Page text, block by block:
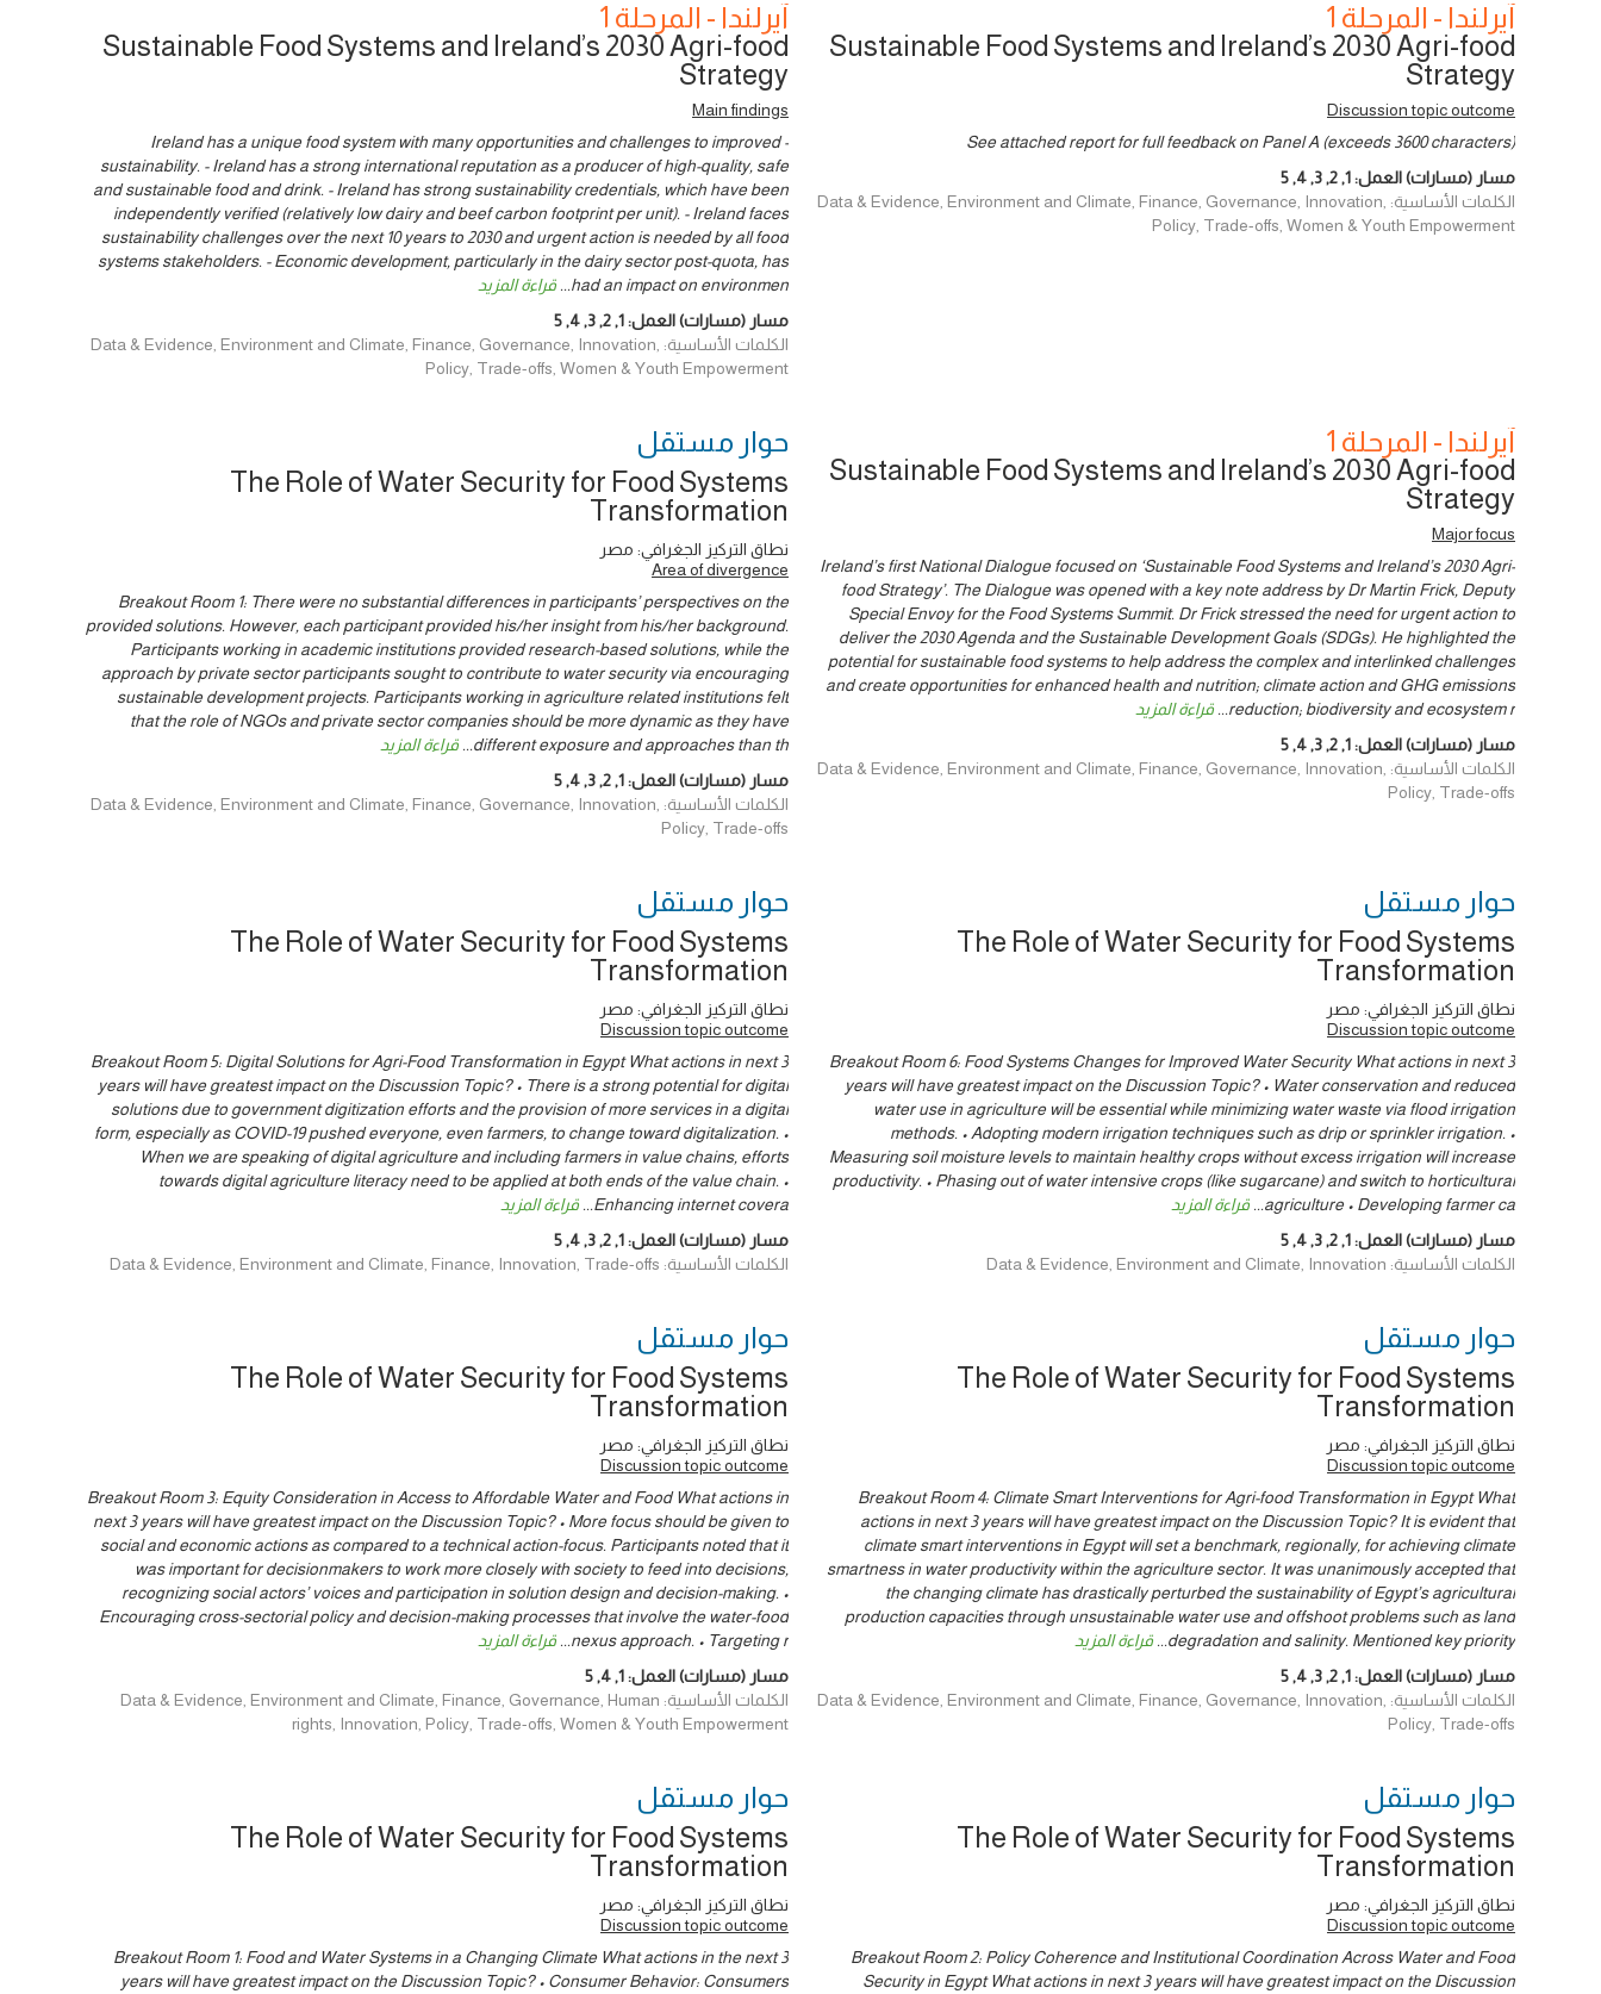
آيرلندا - المرحلة 1
Sustainable Food Systems and Ireland’s 2030 Agri-food
Strategy
Discussion topic outcome
See attached report for full feedback on Panel A (exceeds 3600 characters)
مسار (مسارات) العمل:1
,
2
,
3
,
4
,
5
الكلمات الأساسية: Data & Evidence, Environment and Climate, Finance, Governance, Innovation,
Policy, Trade-offs, Women & Youth Empowerment
آيرلندا - المرحلة 1
Sustainable Food Systems and Ireland’s 2030 Agri-food
Strategy
Main findings
- Ireland has a unique food system with many opportunities and challenges to improved
sustainability. - Ireland has a strong international reputation as a producer of high-quality, safe
and sustainable food and drink. - Ireland has strong sustainability credentials, which have been
independently verified (relatively low dairy and beef carbon footprint per unit). - Ireland faces
sustainability challenges over the next 10 years to 2030 and urgent action is needed by all food
systems stakeholders. - Economic development, particularly in the dairy sector post-quota, has
had an impact on environmen
... قراءة المزيد
مسار (مسارات) العمل:1
,
2
,
3
,
4
,
5
الكلمات الأساسية: Data & Evidence, Environment and Climate, Finance, Governance, Innovation,
Policy, Trade-offs, Women & Youth Empowerment
آيرلندا - المرحلة 1
Sustainable Food Systems and Ireland’s 2030 Agri-food
Strategy
Major focus
Ireland’s first National Dialogue focused on ‘Sustainable Food Systems and Ireland’s 2030 Agri-
food Strategy’. The Dialogue was opened with a key note address by Dr Martin Frick, Deputy
Special Envoy for the Food Systems Summit. Dr Frick stressed the need for urgent action to
deliver the 2030 Agenda and the Sustainable Development Goals (SDGs). He highlighted the
potential for sustainable food systems to help address the complex and interlinked challenges
and create opportunities for enhanced health and nutrition; climate action and GHG emissions
reduction; biodiversity and ecosystem r
... قراءة المزيد
مسار (مسارات) العمل:1
,
2
,
3
,
4
,
5
الكلمات الأساسية: Data & Evidence, Environment and Climate, Finance, Governance, Innovation,
Policy, Trade-offs
حوار ‎مستقل
The Role of Water Security for Food Systems
Transformation
نطاق التركيز الجغرافي: مصر
Area of divergence
Breakout Room 1: There were no substantial differences in participants’ perspectives on the
provided solutions. However, each participant provided his/her insight from his/her background.
Participants working in academic institutions provided research-based solutions, while the
approach by private sector participants sought to contribute to water security via encouraging
sustainable development projects. Participants working in agriculture related institutions felt
that the role of NGOs and private sector companies should be more dynamic as they have
different exposure and approaches than th
... قراءة المزيد
مسار (مسارات) العمل:1
,
2
,
3
,
4
,
5
الكلمات الأساسية: Data & Evidence, Environment and Climate, Finance, Governance, Innovation,
Policy, Trade-offs
حوار ‎مستقل
The Role of Water Security for Food Systems
Transformation
نطاق التركيز الجغرافي: مصر
Discussion topic outcome
Breakout Room 6: Food Systems Changes for Improved Water Security What actions in next 3
years will have greatest impact on the Discussion Topic? • Water conservation and reduced
water use in agriculture will be essential while minimizing water waste via flood irrigation
methods. • Adopting modern irrigation techniques such as drip or sprinkler irrigation. •
Measuring soil moisture levels to maintain healthy crops without excess irrigation will increase
productivity. • Phasing out of water intensive crops (like sugarcane) and switch to horticultural
agriculture • Developing farmer ca
... قراءة المزيد
مسار (مسارات) العمل:1
,
2
,
3
,
4
,
5
الكلمات الأساسية: Data & Evidence, Environment and Climate, Innovation
حوار ‎مستقل
The Role of Water Security for Food Systems
Transformation
نطاق التركيز الجغرافي: مصر
Discussion topic outcome
Breakout Room 5: Digital Solutions for Agri-Food Transformation in Egypt What actions in next 3
years will have greatest impact on the Discussion Topic? • There is a strong potential for digital
solutions due to government digitization efforts and the provision of more services in a digital
form, especially as COVID-19 pushed everyone, even farmers, to change toward digitalization. •
When we are speaking of digital agriculture and including farmers in value chains, efforts
towards digital agriculture literacy need to be applied at both ends of the value chain. •
Enhancing internet covera
... قراءة المزيد
مسار (مسارات) العمل:1
,
2
,
3
,
4
,
5
الكلمات الأساسية: Data & Evidence, Environment and Climate, Finance, Innovation, Trade-offs
حوار ‎مستقل
The Role of Water Security for Food Systems
Transformation
نطاق التركيز الجغرافي: مصر
Discussion topic outcome
Breakout Room 4: Climate Smart Interventions for Agri-food Transformation in Egypt What
actions in next 3 years will have greatest impact on the Discussion Topic? It is evident that
climate smart interventions in Egypt will set a benchmark, regionally, for achieving climate
smartness in water productivity within the agriculture sector. It was unanimously accepted that
the changing climate has drastically perturbed the sustainability of Egypt’s agricultural
production capacities through unsustainable water use and offshoot problems such as land
degradation and salinity. Mentioned key priority
... قراءة المزيد
مسار (مسارات) العمل:1
,
2
,
3
,
4
,
5
الكلمات الأساسية: Data & Evidence, Environment and Climate, Finance, Governance, Innovation,
Policy, Trade-offs
حوار ‎مستقل
The Role of Water Security for Food Systems
Transformation
نطاق التركيز الجغرافي: مصر
Discussion topic outcome
Breakout Room 3: Equity Consideration in Access to Affordable Water and Food What actions in
next 3 years will have greatest impact on the Discussion Topic? • More focus should be given to
social and economic actions as compared to a technical action-focus. Participants noted that it
was important for decisionmakers to work more closely with society to feed into decisions,
recognizing social actors’ voices and participation in solution design and decision-making. •
Encouraging cross-sectorial policy and decision-making processes that involve the water-food
nexus approach. • Targeting r
... قراءة المزيد
مسار (مسارات) العمل:1
,
4
,
5
الكلمات الأساسية: Data & Evidence, Environment and Climate, Finance, Governance, Human
rights, Innovation, Policy, Trade-offs, Women & Youth Empowerment
حوار ‎مستقل
The Role of Water Security for Food Systems
Transformation
نطاق التركيز الجغرافي: مصر
Discussion topic outcome
Breakout Room 2: Policy Coherence and Institutional Coordination Across Water and Food
Security in Egypt What actions in next 3 years will have greatest impact on the Discussion
حوار ‎مستقل
The Role of Water Security for Food Systems
Transformation
نطاق التركيز الجغرافي: مصر
Discussion topic outcome
Breakout Room 1: Food and Water Systems in a Changing Climate What actions in the next 3
years will have greatest impact on the Discussion Topic? • Consumer Behavior: Consumers